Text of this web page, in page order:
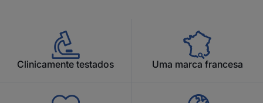
Clinicamente testados Uma marca francesa